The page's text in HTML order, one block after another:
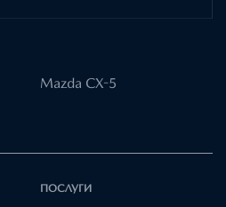
Mazda CX-5
ПОСЛУГИ